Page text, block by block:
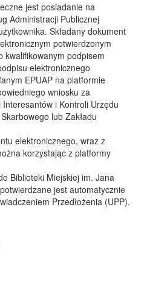
jest posiadanie na
Administracji Publicznej
Składany dokument
potwierdzonym
kwalifikowanym podpisem
elektronicznego
EPUAP na platformie
wniosku za
i Kontroli Urzędu
lub Zakładu
elektronicznego, wraz z
korzystając z platformy
Biblioteki Miejskiej im. Jana
jest automatycznie
Przedłożenia (UPP).